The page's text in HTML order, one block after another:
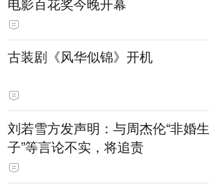
古装剧《风华似锦》开机
刘若雪方发声明：与周杰伦“非婚生
子”等言论不实，将追责